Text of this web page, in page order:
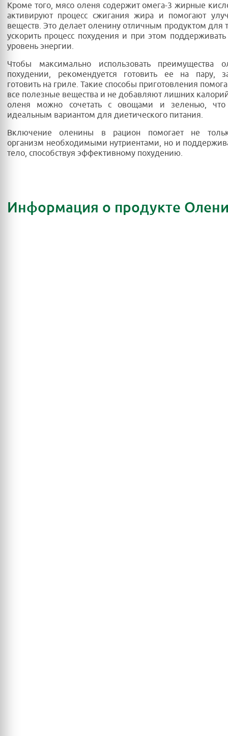
Кроме того, мясо оленя содержит омега-3 жирные
активируют процесс сжигания жира и помогают
веществ. Это делает оленину отличным продуктом для
ускорить процесс похудения и при этом
уровень энергии.
Чтобы максимально использовать преимущества
похудении, рекомендуется готовить ее на пару,
готовить на гриле. Такие способы приготовления
все полезные вещества и не добавляют лишних
оленя можно сочетать с овощами и зеленью, что
идеальным вариантом для диетического питания.
Включение оленины в рацион помогает не
организм необходимыми нутриентами, но и
тело, способствуя эффективному похудению.
Информация о продукте